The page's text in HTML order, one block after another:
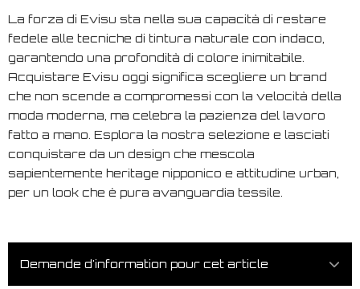
La forza di Evisu sta nella sua capacità di restare
fedele alle tecniche di tintura naturale con indaco,
garantendo una profondità di colore inimitabile.
Acquistare Evisu oggi significa scegliere un brand
che non scende a compromessi con la velocità della
moda moderna, ma celebra la pazienza del lavoro
fatto a mano. Esplora la nostra selezione e lasciati
conquistare da un design che mescola
sapientemente heritage nipponico e attitudine urban,
per un look che è pura avanguardia tessile.
Demande d'information pour cet article